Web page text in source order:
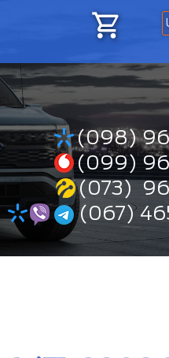
(098)
(099)
(073)
(067)